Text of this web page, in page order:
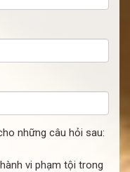
những câu hỏi sau:
vi phạm tội trong